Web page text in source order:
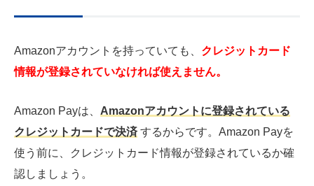
Amazonアカウントを持っていても、 クレジットカード
情報が登録されていなければ使えません。
Amazon Payは、 Amazonアカウントに登録されている
クレジットカードで決済 するからです。Amazon Payを
使う前に、クレジットカード情報が登録されているか確
認しましょう。